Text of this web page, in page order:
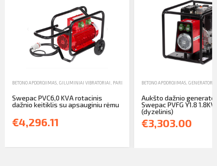
BETONO APDOROJIMAS GILUMINIAI VIBRATORIAI PARDAVIMAS
Swepac PVC6,0 KVA rotacinis
dažnio keitiklis su apsauginiu rėmu
€4,296.11
BETONO APDOROJIMAS,
Aukšto dažnio
Swepac PVFG Y1.8
(dyzelinis)
€3,303.00